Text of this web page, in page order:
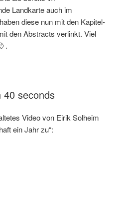
Landkarte auch im
diese nun mit den Kapitel-
den Abstracts verlinkt. Viel
.
40 seconds
Video von Eirik Solheim
ein Jahr zu“: